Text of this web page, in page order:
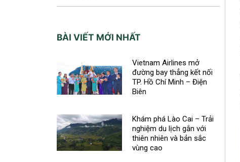
BÀI VIẾT MỚI NHẤT
Vietnam Airlines mở
đường bay thẳng kết nối
TP. Hồ Chí Minh – Điện
Biên
Khám phá Lào Cai – Trải
nghiệm du lịch gắn với
thiên nhiên và bản sắc
vùng cao